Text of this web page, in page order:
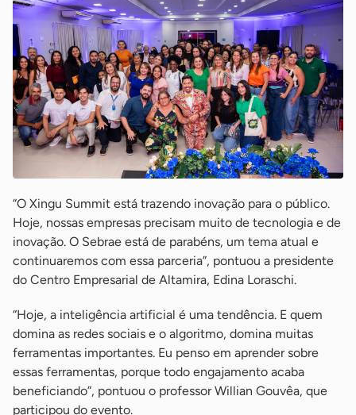
“O Xingu Summit está trazendo inovação para o público.
Hoje, nossas empresas precisam muito de tecnologia e de
inovação. O Sebrae está de parabéns, um tema atual e
continuaremos com essa parceria”, pontuou a presidente
do Centro Empresarial de Altamira, Edina Loraschi.
“Hoje, a inteligência artificial é uma tendência. E quem
domina as redes sociais e o algoritmo, domina muitas
ferramentas importantes. Eu penso em aprender sobre
essas ferramentas, porque todo engajamento acaba
beneficiando”, pontuou o professor Willian Gouvêa, que
participou do evento.